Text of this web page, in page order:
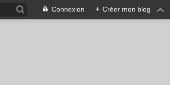
Connexion + Créer mon blog